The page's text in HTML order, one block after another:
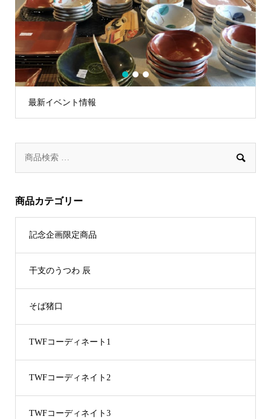
最新イベント情報
1 2 3

商品カテゴリー
記念企画限定商品
干支のうつわ 辰
そば猪口
TWFコーディネート1
TWFコーディネイト2
TWFコーディネイト3